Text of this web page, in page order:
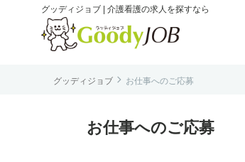
グッディジョブ | 介護看護の求人を探すなら
グッディジョブ  お仕事へのご応募
お仕事へのご応募